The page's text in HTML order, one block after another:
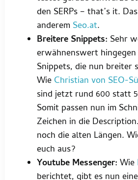
den SERPs – that’s it.
anderem Seo.at.
Breitere Snippets: Sehr
erwähnenswert
Snippets, die nun breiter
Wie Christian von SEO-
sind jetzt rund 600 statt
Somit passen nun im
Zeichen in die
noch die alten Längen.
euch aus?
Youtube Messenger: Wie